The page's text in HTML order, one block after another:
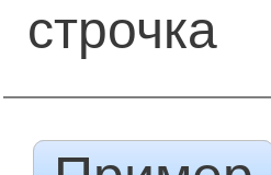
строчка